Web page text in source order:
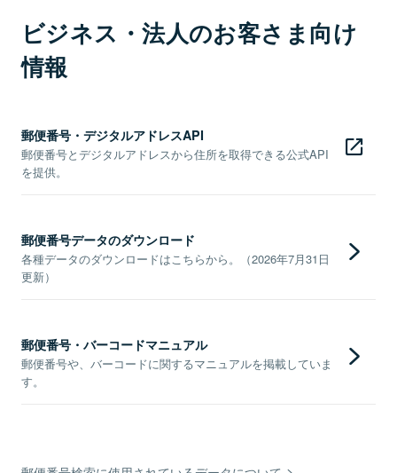
ビジネス・法人のお客さま向け
情報
郵便番号・デジタルアドレスAPI
郵便番号とデジタルアドレスから住所を取得できる公式API
を提供。
郵便番号データのダウンロード
各種データのダウンロードはこちらから。（2026年7月31日
更新）
郵便番号・バーコードマニュアル
郵便番号や、バーコードに関するマニュアルを掲載していま
す。